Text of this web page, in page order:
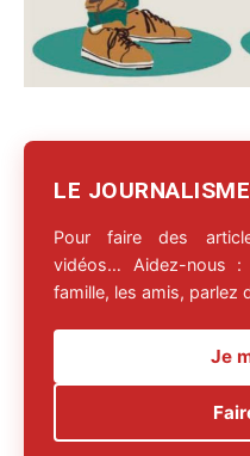
LE
Pour faire des
vidéos… Aidez-nous :
famille, les amis, parlez
Je